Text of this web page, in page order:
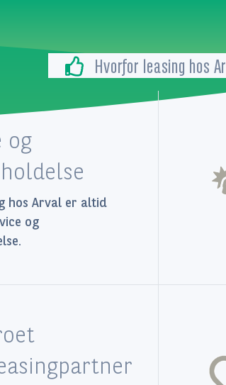
Hvorfor leasing hos
og
hos Arval er altid
og